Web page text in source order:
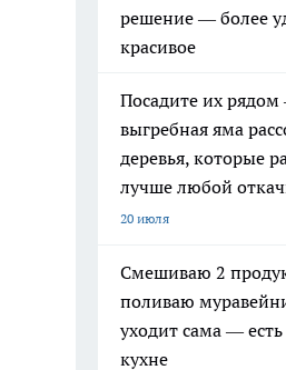
решение — более
красивое
Посадите их
выгребная яма
деревья, которые
лучше любой
20 июля
Смешиваю 2
поливаю
уходит сама —
кухне